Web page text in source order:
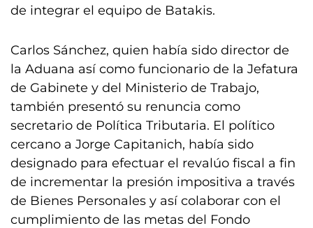
de integrar el equipo de Batakis.
Carlos Sánchez, quien había sido director de
la Aduana así como funcionario de la Jefatura
de Gabinete y del Ministerio de Trabajo,
también presentó su renuncia como
secretario de Política Tributaria. El político
cercano a Jorge Capitanich, había sido
designado para efectuar el revalúo fiscal a fin
de incrementar la presión impositiva a través
de Bienes Personales y así colaborar con el
cumplimiento de las metas del Fondo